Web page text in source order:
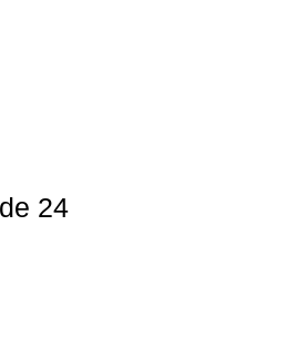
24